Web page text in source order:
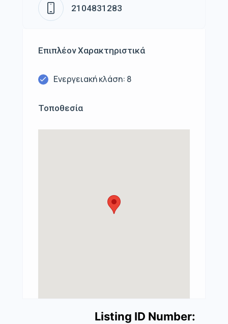
2104831283
Επιπλέον Χαρακτηριστικά
Ενεργειακή κλάση: 8
Τοποθεσία
Listing ID Number: